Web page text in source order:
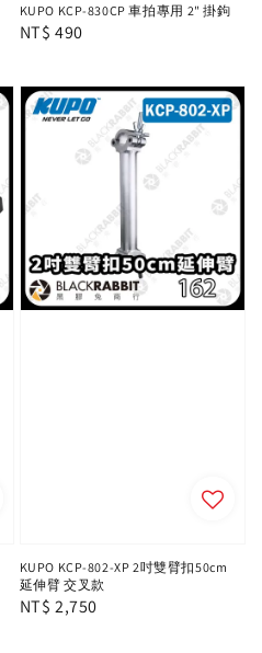
KUPO KCP-830CP 車拍專用 2" 掛鉤
Regular
NT$ 490
KUPO KCP-802-XP 2吋雙臂扣50cm
延伸臂 交叉款
Regular
NT$ 2,750